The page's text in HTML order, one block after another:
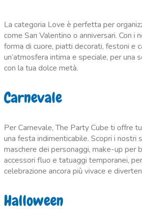
La categoria Love è perfetta per
come San Valentino o anniversari. Con i
forma di cuore, piatti decorati, festoni e
un’atmosfera intima e speciale, per una
con la tua dolce metà.
Carnevale
Per Carnevale, The Party Cube ti offre
una festa indimenticabile. Scopri i nostri
maschere dei personaggi, make-up per
accessori fluo e tatuaggi temporanei,
celebrazione ancora più vivace e
Halloween